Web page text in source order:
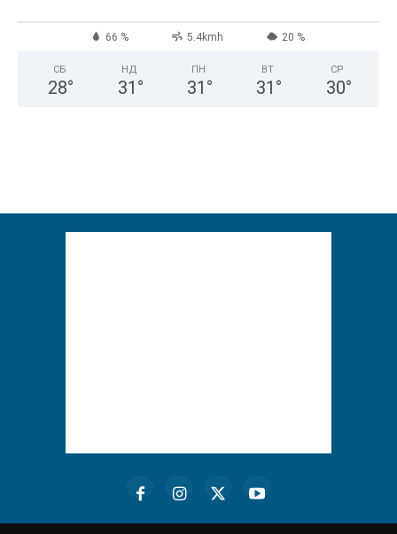
66 % 5.4kmh 20 %
СБ
28°
НД
31 °
ПН
31 °
ВТ
31 °
СР
30°